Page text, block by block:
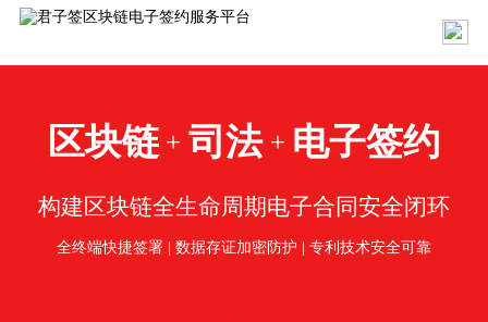
区块链 + 司法 + 电子签约
构建区块链全生命周期电子合同安全闭环
全终端快捷签署 | 数据存证加密防护 | 专利技术安全可靠